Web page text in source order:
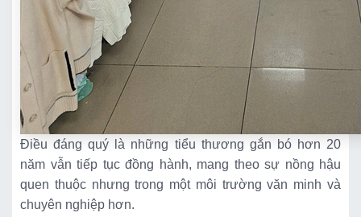
Điều đáng quý là những tiểu thương gắn bó hơn 20
năm vẫn tiếp tục đồng hành, mang theo sự nồng hậu
quen thuộc nhưng trong một môi trường văn minh và
chuyên nghiệp hơn.